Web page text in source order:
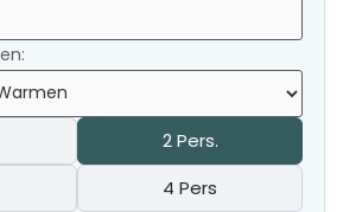
2 Pers.
4 Pers